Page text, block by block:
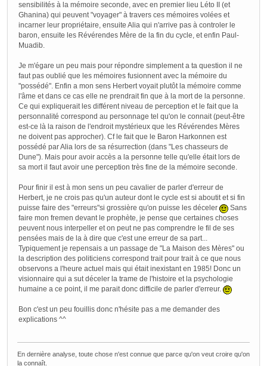
sensibilités à la mémoire seconde, avec en premier lieu Léto II (et
Ghanina) qui peuvent "voyager" à travers ces mémoires volées et
incarner leur propriétaire, ensuite Alia qui n'arrive pas à controler le
baron, ensuite les Révérendes Mère de la fin du cycle, et enfin Paul-
Muadib.
Je m'égare un peu mais pour répondre simplement a ta question il ne
faut pas oublié que les mémoires fusionnent avec la mémoire du
"possédé". Enfin a mon sens Herbert voyait plutôt la mémoire comme
l'âme et dans ce cas elle ne prendrait fin que à la mort de la personne.
Ce qui expliquerait les différent niveau de perception et le fait que la
personnalité correspond au personnage tel qu'on le connait (peut-être
est-ce là la raison de l'endroit mystérieux que les Révérendes Mères
ne doivent pas approcher). Cf le fait que le Baron Harkonnen est
possédé par Alia lors de sa résurrection (dans "Les chasseurs de
Dune"). Mais pour avoir accès a la personne telle qu'elle était lors de
sa mort il faut avoir une perception très fine de la mémoire seconde.
Pour finir il est à mon sens un peu cavalier de parler d'erreur de
Herbert, je ne crois pas qu'un auteur dont le cycle est si aboutit et si fin
puisse faire des "erreurs"si grossière qu'on puisse les déceler
Sans
faire mon fremen devant le prophète, je pense que certaines choses
peuvent nous interpeller et on peut ne pas comprendre le fil de ses
pensées mais de la à dire que c'est une erreur de sa part...
Typiquement je repensais a un passage de "La Maison des Mères" ou
la description des politiciens correspond trait pour trait à ce que nous
observons a l'heure actuel mais qui était inexistant en 1985! Donc un
visionnaire qui a sut déceler la trame de l'histoire et la psychologie
humaine a ce point, il me parait donc difficile de parler d'erreur.
Bon c'est un peu fouillis donc n'hésite pas a me demander des
explications ^^
En dernière analyse, toute chose n'est connue que parce qu'on veut croire qu'on
la connaît.